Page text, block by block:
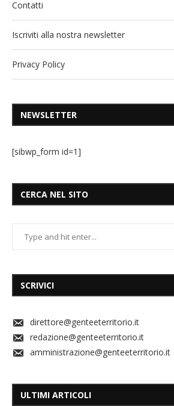
Contatti
Iscriviti alla nostra newsletter
Privacy Policy
NEWSLETTER
[sibwp_form id=1]
CERCA NEL SITO
SCRIVICI
direttore@genteeterritorio.it
redazione@genteeterritorio.it
amministrazione@genteeterritorio.it
ULTIMI ARTICOLI